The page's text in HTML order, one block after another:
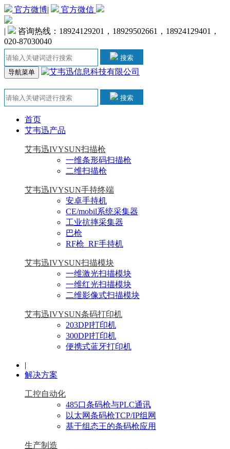
官方微博| 官方微信
|
咨询热线：18924129201，18929502661，18924129401，
020-87030040
搜索
导航菜单
搜索
首页
艾韦迅产品
艾韦迅IVYSUN扫描枪
一维条形码扫描枪
二维扫描枪
艾韦迅IVYSUN手持终端
安卓手持机
CE/mobil系统采集器
工业抗摔采集器
巴枪
RF枪_RF手持机
艾韦迅IVYSUN扫描模块
一维激光扫描模块
一维红光扫描模块
二维影像式扫描模块
艾韦迅IVYSUN条码打印机
203DPI打印机
300DPI打印机
便携式蓝牙打印机
|
解决方案
工控自动化
485口条码枪与PLC通讯
以太网条码枪TCP/IP组网
基于组态王的条码枪应用
生产制造